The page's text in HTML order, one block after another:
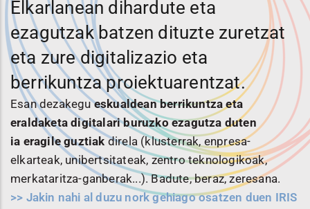
Elkarlanean dihardute eta
ezagutzak batzen dituzte zuretzat
eta zure digitalizazio eta
berrikuntza proiektuarentzat.
Esan dezakegueskualdean berrikuntza eta
eraldaketa digitalari buruzko ezagutza duten
ia eragile guztiakdirela (klusterrak, enpresa-
elkarteak, unibertsitateak, zentro teknologikoak,
merkataritza-ganberak...). Badute, beraz, zeresana.
>> Jakin nahi al duzu nork gehiago osatzen duen IRIS